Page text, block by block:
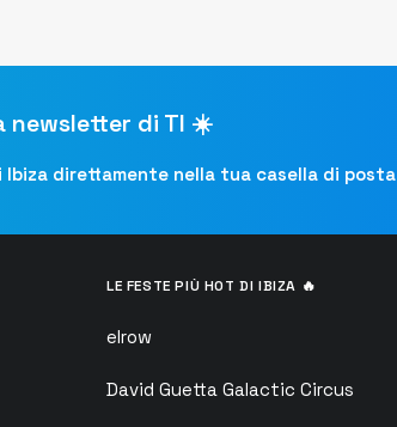
newsletter di TI ☀️
Ibiza direttamente nella tua casella di posta
LE FESTE PIÙ HOT DI IBIZA 🔥
elrow
David Guetta Galactic Circus